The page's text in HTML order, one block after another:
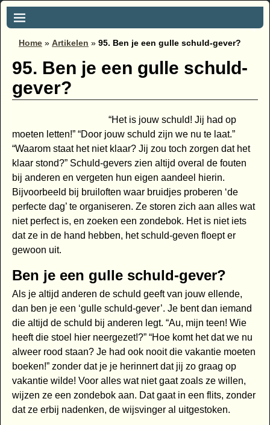
Home » Artikelen » 95. Ben je een gulle schuld-gever?
95. Ben je een gulle schuld-
gever?
“Het is jouw schuld! Jij had op
moeten letten!” “Door jouw schuld zijn we nu te laat.”
“Waarom staat het niet klaar? Jij zou toch zorgen dat het
klaar stond?” Schuld-gevers zien altijd overal de fouten
bij anderen en vergeten hun eigen aandeel hierin.
Bijvoorbeeld bij bruiloften waar bruidjes proberen ‘de
perfecte dag’ te organiseren. Ze storen zich aan alles wat
niet perfect is, en zoeken een zondebok. Het is niet iets
dat ze in de hand hebben, het schuld-geven floept er
gewoon uit.
Ben je een gulle schuld-gever?
Als je altijd anderen de schuld geeft van jouw ellende,
dan ben je een ‘gulle schuld-gever’. Je bent dan iemand
die altijd de schuld bij anderen legt. “Au, mijn teen! Wie
heeft die stoel hier neergezet!?” “Hoe komt het dat we nu
alweer rood staan? Je had ook nooit die vakantie moeten
boeken!” zonder dat je je herinnert dat jij zo graag op
vakantie wilde! Voor alles wat niet gaat zoals ze willen,
wijzen ze een zondebok aan. Dat gaat in een flits, zonder
dat ze erbij nadenken, de wijsvinger al uitgestoken.